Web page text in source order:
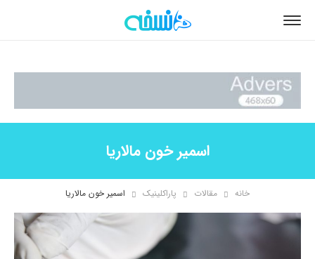
اسمیر خون مالاریا
خانه مقالات پاراکلینیک اسمیر خون مالاریا